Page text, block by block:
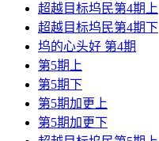
超越目标坞民第4期上
超越目标坞民第4期下
坞的心头好 第4期
第5期上
第5期下
第5期加更上
第5期加更下